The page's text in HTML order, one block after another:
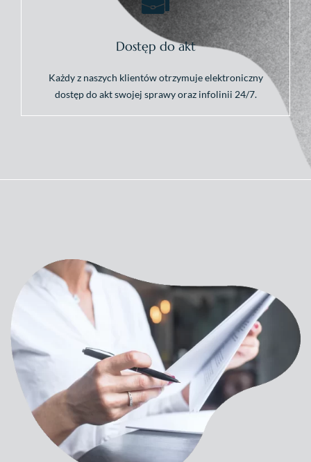
Dostęp do akt
Każdy z naszych klientów otrzymuje elektroniczny
dostęp do akt swojej sprawy oraz infolinii 24/7.